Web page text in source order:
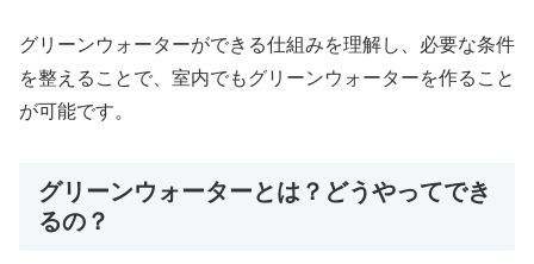
グリーンウォーターができる仕組みを理解し、必要な条件
を整えることで、室内でもグリーンウォーターを作ること
が可能です。
グリーンウォーターとは？どうやってでき
るの？